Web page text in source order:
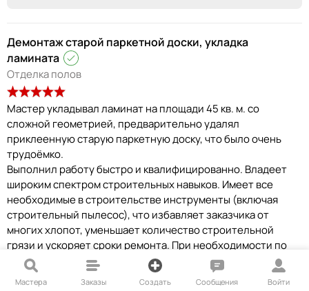
Демонтаж старой паркетной доски, укладка
ламината
Отделка полов
Мастер укладывал ламинат на площади 45 кв. м. со
сложной геометрией, предварительно удалял
приклеенную старую паркетную доску, что было очень
трудоёмко.
Выполнил работу быстро и квалифицированно. Владеет
широким спектром строительных навыков. Имеет все
необходимые в строительстве инструменты (включая
строительный пылесос), что избавляет заказчика от
многих хлопот, уменьшает количество строительной
грязи и ускоряет сроки ремонта. При необходимости по
просьбе заказчика сам покупал расходные и
дополнительные стройматериалы, внимательно подбирая
Мастера Заказы Создать Сообщения Войти